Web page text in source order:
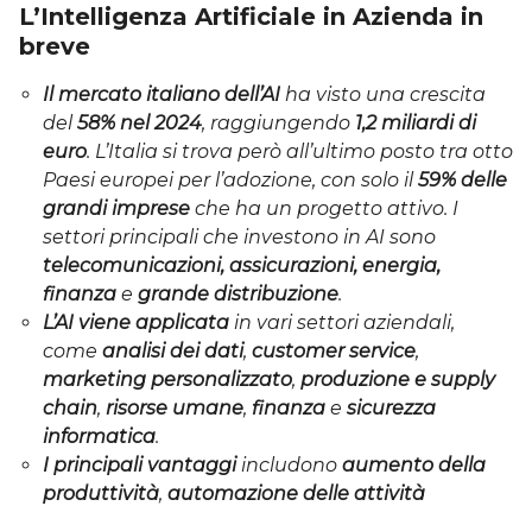
L’Intelligenza Artificiale in Azienda in
breve
Il mercato italiano dell’AI ha visto una crescita
del58% nel 2024, raggiungendo 1,2 miliardi di
euro. L’Italia si trova però all’ultimo posto tra otto
Paesi europei per l’adozione, con solo il59% delle
grandi imprese che ha un progetto attivo. I
settori principali che investono in AI sono
telecomunicazioni, assicurazioni, energia,
finanza e grande distribuzione.
L’AI viene applicata in vari settori aziendali,
come analisi dei dati, customer service,
marketing personalizzato, produzione e supply
chain, risorse umane, finanza e sicurezza
informatica.
I principali vantaggiincludono aumento della
produttività, automazione delle attività